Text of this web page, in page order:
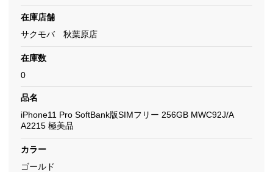
在庫店舗
サクモバ 秋葉原店
在庫数
0
品名
iPhone11 Pro SoftBank版SIMフリー 256GB MWC92J/A
A2215 極美品
カラー
ゴールド